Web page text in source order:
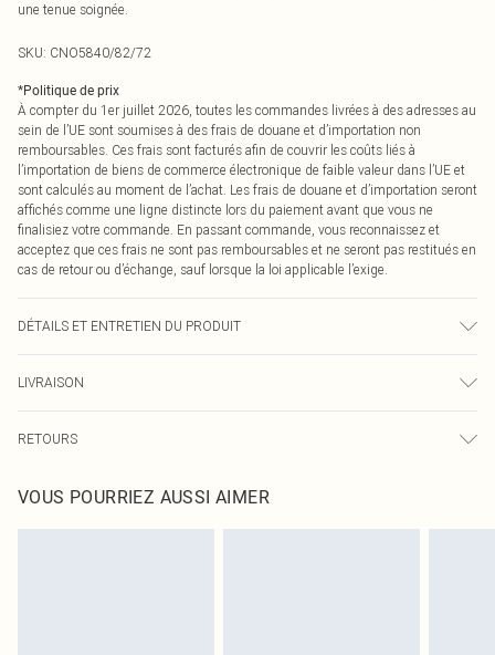
une tenue soignée.
SKU: CNO5840/82/72
*Politique de prix
À compter du 1er juillet 2026, toutes les commandes livrées à des adresses au
sein de l’UE sont soumises à des frais de douane et d’importation non
remboursables. Ces frais sont facturés afin de couvrir les coûts liés à
l’importation de biens de commerce électronique de faible valeur dans l’UE et
sont calculés au moment de l’achat. Les frais de douane et d’importation seront
affichés comme une ligne distincte lors du paiement avant que vous ne
finalisiez votre commande. En passant commande, vous reconnaissez et
acceptez que ces frais ne sont pas remboursables et ne seront pas restitués en
cas de retour ou d’échange, sauf lorsque la loi applicable l’exige.
DÉTAILS ET ENTRETIEN DU PRODUIT
couleur peut déteindre.
LIVRAISON
Livraison express France
Jusqu'à 2-3 jours ouvrables
RETOURS
pour nous retourner un article.
Veuillez noter que nous ne pouvons pas rembourser les masques tendance, les
VOUS POURRIEZ AUSSI AIMER